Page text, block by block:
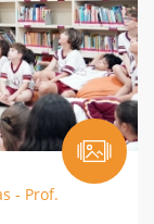
- Prof.